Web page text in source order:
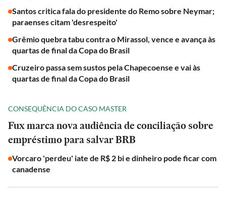
Santos critica fala do presidente do Remo sobre Neymar;
paraenses citam 'desrespeito'
Grêmio quebra tabu contra o Mirassol, vence e avança às
quartas de final da Copa do Brasil
Cruzeiro passa sem sustos pela Chapecoense e vai às
quartas de final da Copa do Brasil
CONSEQUÊNCIA DO CASO MASTER
Fux marca nova audiência de conciliação sobre
empréstimo para salvar BRB
Vorcaro 'perdeu' iate de R$ 2 bi e dinheiro pode ficar com
canadense